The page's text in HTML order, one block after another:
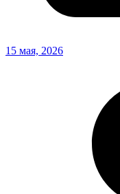
15 мая, 2026